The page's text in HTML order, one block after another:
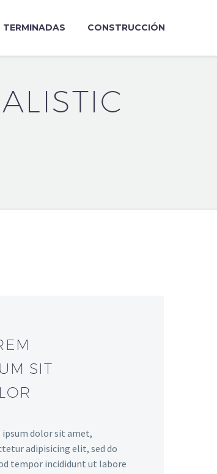
TERMINADAS CONSTRUCCIÓN
SIT
ipsum dolor sit amet,
adipisicing elit, sed do
tempor incididunt ut labore